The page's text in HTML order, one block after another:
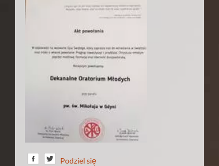
Podziel się